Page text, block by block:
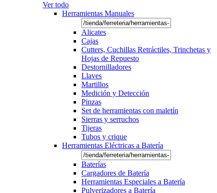
Ver todo
Herramientas Manuales
Alicates
Cajas
Cutters, Cuchillas Retráctiles, Trinchetas y
Hojas de Repuesto
Destornilladores
Llaves
Martillos
Medición y Detección
Pinzas
Set de herramientas con maletín
Sierras y serruchos
Tijeras
Tubos y crique
Herramientas Eléctricas a Batería
Baterías
Cargadores de Batería
Herramientas Especiales a Batería
Pulverizadores a Batería